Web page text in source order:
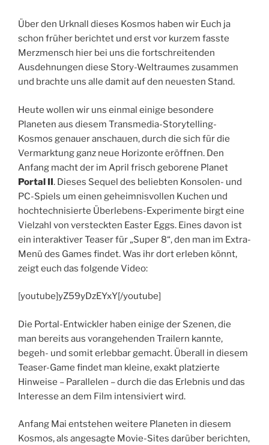
Über den Urknall dieses Kosmos haben wir Euch ja
schon früher berichtet und erst vor kurzem fasste
Merzmensch hier bei uns die fortschreitenden
Ausdehnungen diese Story-Weltraumes zusammen
und brachte uns alle damit auf den neuesten Stand.
Heute wollen wir uns einmal einige besondere
Planeten aus diesem Transmedia-Storytelling-
Kosmos genauer anschauen, durch die sich für die
Vermarktung ganz neue Horizonte eröffnen. Den
Anfang macht der im April frisch geborene Planet
Portal II. Dieses Sequel des beliebten Konsolen- und
PC-Spiels um einen geheimnisvollen Kuchen und
hochtechnisierte Überlebens-Experimente birgt eine
Vielzahl von versteckten Easter Eggs. Eines davon ist
ein interaktiver Teaser für „Super 8“, den man im Extra-
Menü des Games findet. Was ihr dort erleben könnt,
zeigt euch das folgende Video:
[youtube]yZ59yDzEYxY[/youtube]
Die Portal-Entwickler haben einige der Szenen, die
man bereits aus vorangehenden Trailern kannte,
begeh- und somit erlebbar gemacht. Überall in diesem
Teaser-Game findet man kleine, exakt platzierte
Hinweise – Parallelen – durch die das Erlebnis und das
Interesse an dem Film intensiviert wird.
Anfang Mai entstehen weitere Planeten in diesem
Kosmos, als angesagte Movie-Sites darüber berichten,